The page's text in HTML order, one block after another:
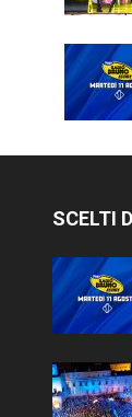
SCELTI